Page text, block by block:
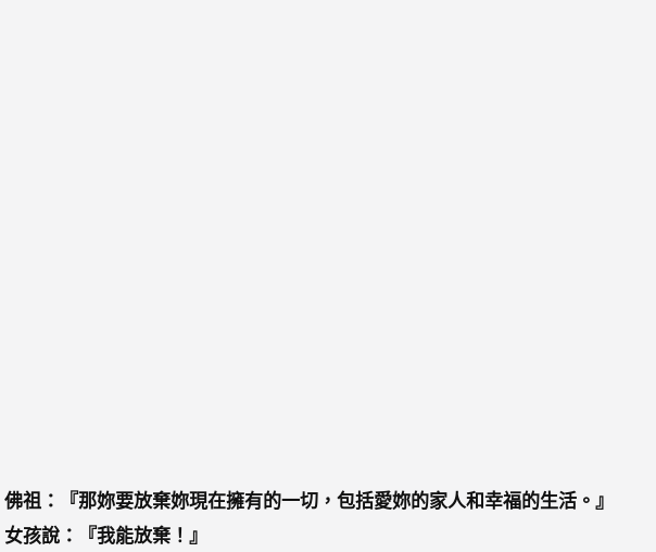
佛祖：『那妳要放棄妳現在擁有的一切，包括愛妳的家人和幸福的生活。』
女孩說：『我能放棄！』